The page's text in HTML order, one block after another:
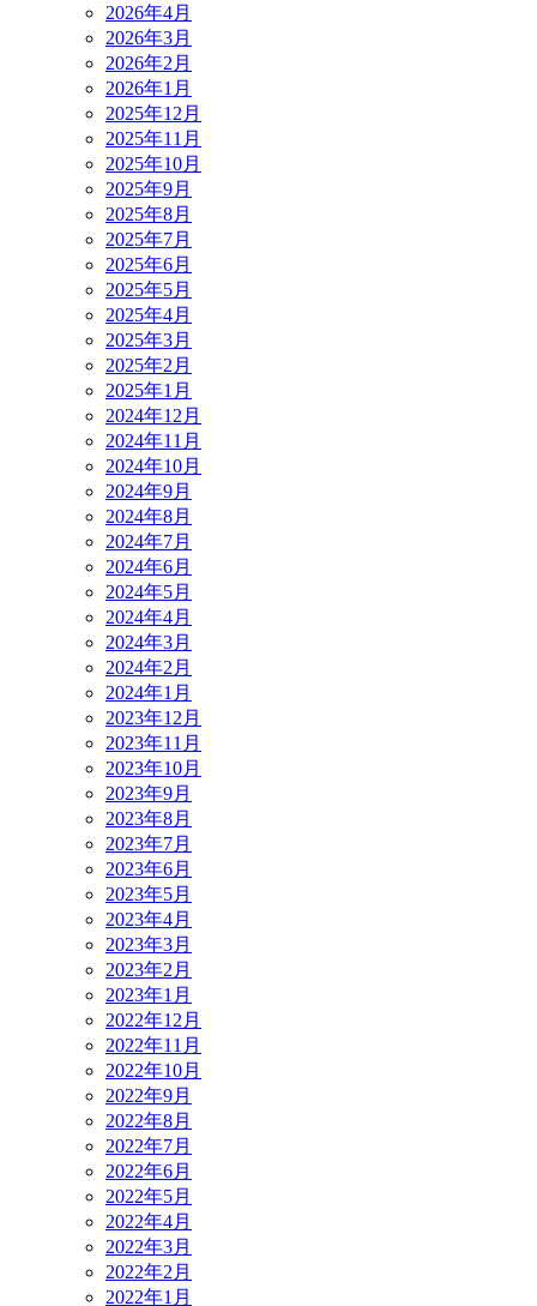
2026年4月
2026年3月
2026年2月
2026年1月
2025年12月
2025年11月
2025年10月
2025年9月
2025年8月
2025年7月
2025年6月
2025年5月
2025年4月
2025年3月
2025年2月
2025年1月
2024年12月
2024年11月
2024年10月
2024年9月
2024年8月
2024年7月
2024年6月
2024年5月
2024年4月
2024年3月
2024年2月
2024年1月
2023年12月
2023年11月
2023年10月
2023年9月
2023年8月
2023年7月
2023年6月
2023年5月
2023年4月
2023年3月
2023年2月
2023年1月
2022年12月
2022年11月
2022年10月
2022年9月
2022年8月
2022年7月
2022年6月
2022年5月
2022年4月
2022年3月
2022年2月
2022年1月